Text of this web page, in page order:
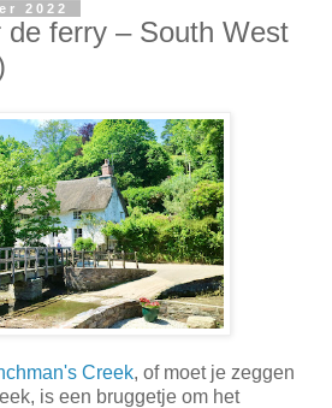
2022
de ferry – South West
Creek, of moet je zeggen
is een bruggetje om het